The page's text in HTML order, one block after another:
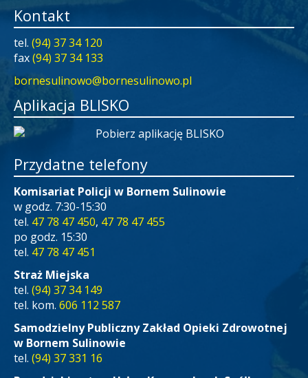
Kontakt
tel. (94) 37 34 120
fax(94) 37 34 133
bornesulinowo@bornesulinowo.pl
Aplikacja BLISKO
Przydatne telefony
Komisariat Policji w Bornem Sulinowie
w godz. 7:30-15:30
tel. 47 78 47 450, 47 78 47 455
po godz. 15:30
tel. 47 78 47 451
Straż Miejska
tel. (94) 37 34 149
tel. kom. 606 112 587
Samodzielny Publiczny Zakład Opieki Zdrowotnej
w Bornem Sulinowie
tel. (94) 37 331 16